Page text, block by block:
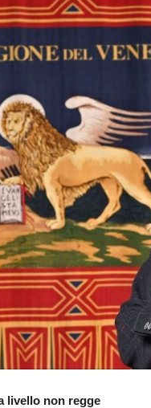
livello non regge